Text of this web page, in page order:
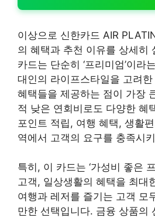
이상으로 신한카드 AIR
의 혜택과 추천 이유를 상세히
카드는 단순히 ‘프리미엄’이라
대인의 라이프스타일을 고려
혜택들을 제공하는 점이 가장
적 낮은 연회비로도 다양한 혜
포인트 적립, 여행 혜택, 생활
역에서 고객의 요구를 충족시
특히, 이 카드는 ‘가성비 좋은
고객, 일상생활의 혜택을 최대
여행과 레저를 즐기는 고객 모
만한 선택입니다. 금융 상품의